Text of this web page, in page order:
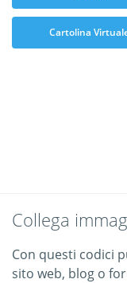
Cartolina
Collega
Con questi codici
sito web, blog o